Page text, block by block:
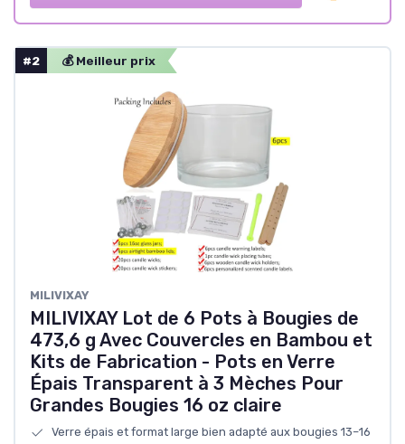
#2 💰 Meilleur prix
MILIVIXAY
MILIVIXAY Lot de 6 Pots à Bougies de
473,6 g Avec Couvercles en Bambou et
Kits de Fabrication - Pots en Verre
Épais Transparent à 3 Mèches Pour
Grandes Bougies 16 oz claire
Verre épais et format large bien adapté aux bougies 13–16